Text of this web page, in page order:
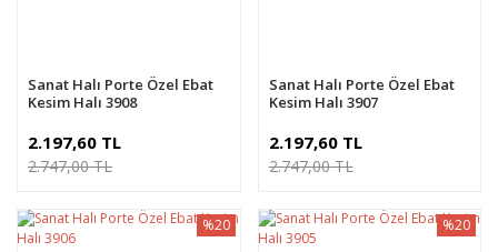
Sanat Halı Porte Özel Ebat
Kesim Halı 3908
2.197,60 TL
2.747,00 TL
Sanat Halı Porte Özel Ebat
Kesim Halı 3907
2.197,60 TL
2.747,00 TL
%20 %20